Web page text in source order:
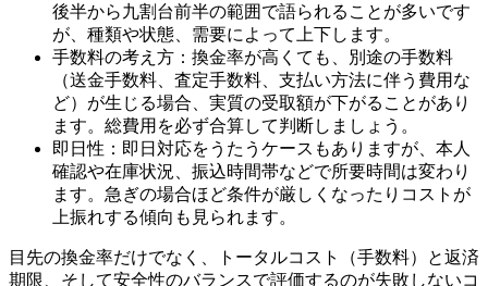
後半から九割台前半の範囲で語られることが多いです
が、種類や状態、需要によって上下します。
手数料の考え方：換金率が高くても、別途の手数料
（送金手数料、査定手数料、支払い方法に伴う費用な
ど）が生じる場合、実質の受取額が下がることがあり
ます。総費用を必ず合算して判断しましょう。
即日性：即日対応をうたうケースもありますが、本人
確認や在庫状況、振込時間帯などで所要時間は変わり
ます。急ぎの場合ほど条件が厳しくなったりコストが
上振れする傾向も見られます。
目先の換金率だけでなく、トータルコスト（手数料）と返済
期限、そして安全性のバランスで評価するのが失敗しないコ